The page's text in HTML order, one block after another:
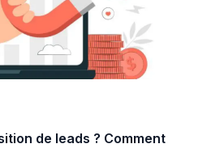
de leads ? Comment